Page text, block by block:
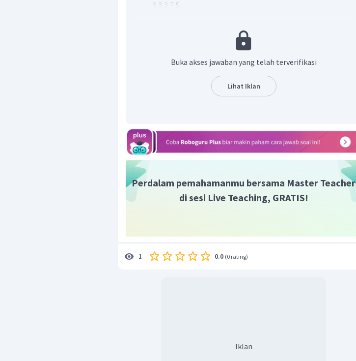
Jadi, hasil operasi hitung dari
1.045.672.125
Buka akses jawaban yang telah terverifikasi
Lihat Iklan
Perdalam pemahamanmu bersama Master Teacher
di sesi Live Teaching, GRATIS!
1 0.0 (0 rating)
Iklan